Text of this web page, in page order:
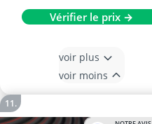
Vérifier le prix →
voir plus
voir moins